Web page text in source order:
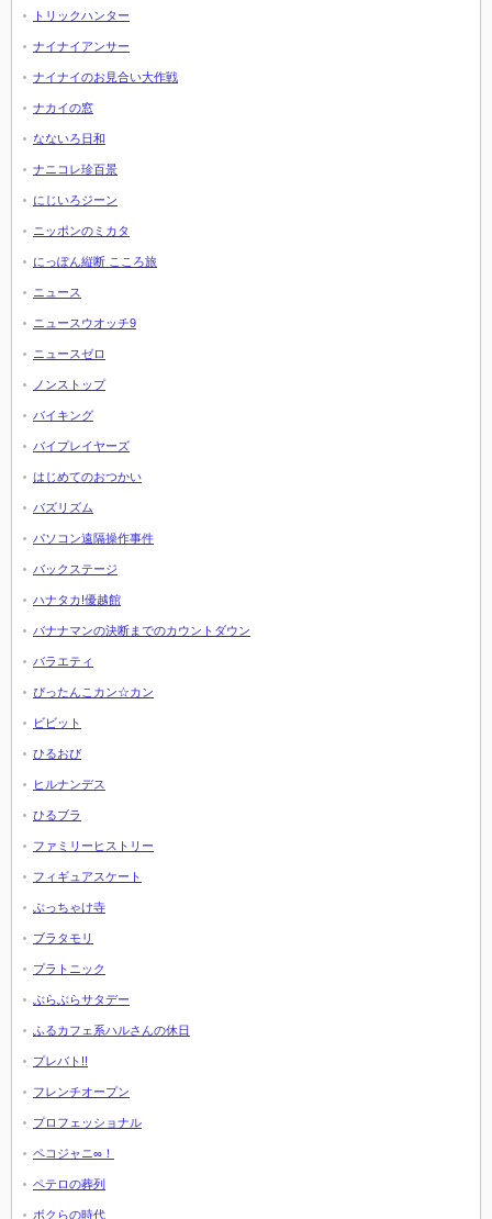
トリックハンター
ナイナイアンサー
ナイナイのお見合い大作戦
ナカイの窓
なないろ日和
ナニコレ珍百景
にじいろジーン
ニッポンのミカタ
にっぽん縦断 こころ旅
ニュース
ニュースウオッチ9
ニュースゼロ
ノンストップ
バイキング
バイプレイヤーズ
はじめてのおつかい
バズリズム
パソコン遠隔操作事件
バックステージ
ハナタカ!優越館
バナナマンの決断までのカウントダウン
バラエティ
ぴったんこカン☆カン
ビビット
ひるおび
ヒルナンデス
ひるブラ
ファミリーヒストリー
フィギュアスケート
ぶっちゃけ寺
ブラタモリ
プラトニック
ぶらぶらサタデー
ふるカフェ系ハルさんの休日
プレバト!!
フレンチオープン
プロフェッショナル
ペコジャニ∞！
ペテロの葬列
ボクらの時代